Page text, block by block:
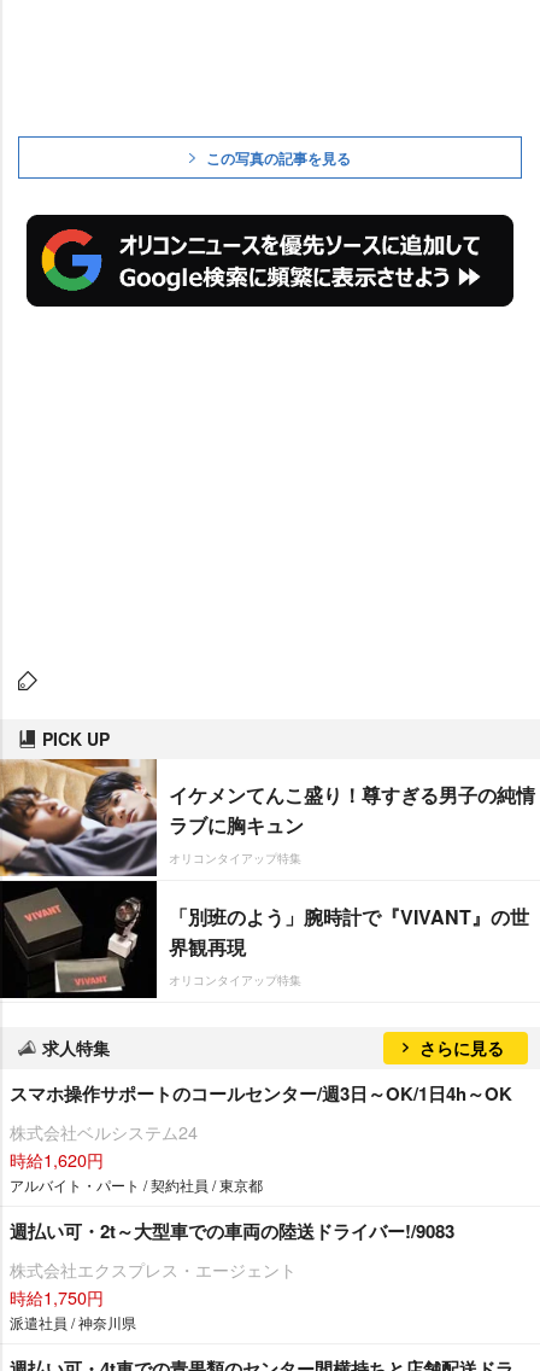
この写真の記事を見る
PICK UP
イケメンてんこ盛り！尊すぎる男子の純情
ラブに胸キュン
オリコンタイアップ特集
「別班のよう」腕時計で『VIVANT』の世
界観再現
オリコンタイアップ特集
求人特集 さらに見る
スマホ操作サポートのコールセンター/週3日～OK/1日4h～OK
株式会社ベルシステム24
時給1,620円
アルバイト・パート / 契約社員 / 東京都
週払い可・2t～大型車での車両の陸送ドライバー!/9083
株式会社エクスプレス・エージェント
時給1,750円
派遣社員 / 神奈川県